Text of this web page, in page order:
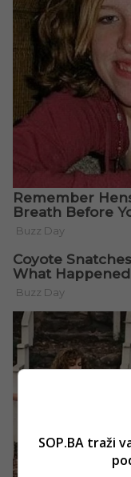
SOP.BA traži